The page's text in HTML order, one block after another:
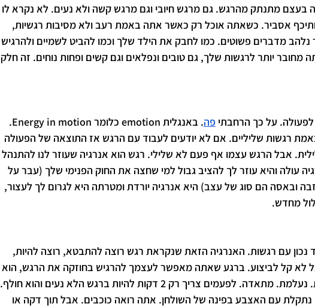
מתנתק מהרגש. גם מרגש חיובי וגם מרגש קשה ולא נעים. לא נקרא לו
אסביר. כשאתה אוכל רק כאשר אתה באמת רעב ולא מסיבות רגשיות,
נלהב מדברים פשוטים. כמו לחבק את הילד שלך וכמו להביט לשמיים ולהרגיש
מחובר יותר לרגשות שלך, גם טובים ונפלאים וגם קשים ופחות נוחים. זה חלק
על כך הרחבתי פה
. באנגלית emotion כלומר Energy in motion.
באמת רגשות שליליים. אם לא יודעים לעבוד עם הרגש אז התוצאה של הפעולה
אבל הרגש עצמו אף פעם לא שלילי. רגש הוא אנרגיה שעוזר לנו להתנהל
עולה והיא עוזר לך להציב גבול למי שחצה את החוק הפנימי שלך (עבר על
ובאסה הם סוג של עצב) היא אנרגיה יורדת ומטרתה היא לגרום לך לעצור,
מחדש.
נכון עם רגשות. האנרגיה הזאת שנקראת רגש רוצה להתבטא, רוצה להיות,
לא קל לביצוע. ברגע שאתה מאפשר לעצמך להרגיש בחוזקה את הרגש, הוא
חולף. האנרגיה מתנקה. חולפת. נעלמת. מתאדה. לפעמים צריך רק 2 דקות להיות ברגש הלא נעים והוא חולף.
נתקלת עם האצבע בפינה של השולחן. אתה רואה כוכבים. אבל תוך דקה או